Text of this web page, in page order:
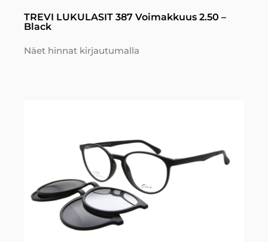
TREVI LUKULASIT 387 Voimakkuus 2.50 –
Black
Näet hinnat kirjautumalla